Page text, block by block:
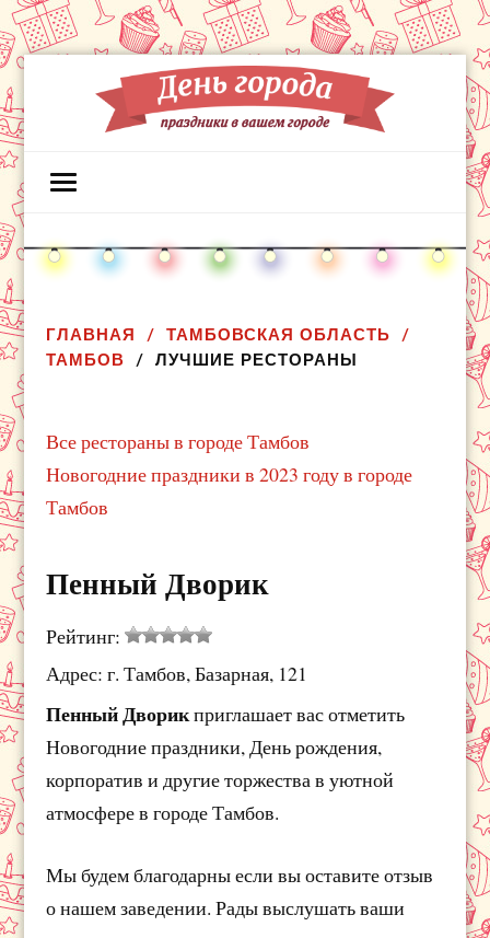
ГЛАВНАЯ
ТАМБОВСКАЯ ОБЛАСТЬ
ТАМБОВ
ЛУЧШИЕ РЕСТОРАНЫ
Все рестораны в городе Тамбов
Новогодние праздники в 2023 году в городе
Тамбов
Пенный Дворик
Рейтинг:
Адрес: г. Тамбов, Базарная, 121
Пенный Дворикприглашает вас отметить
Новогодние праздники, День рождения,
корпоратив и другие торжества в уютной
атмосфере в городе Тамбов.
Мы будем благодарны если вы оставите отзыв
о нашем заведении. Рады выслушать ваши